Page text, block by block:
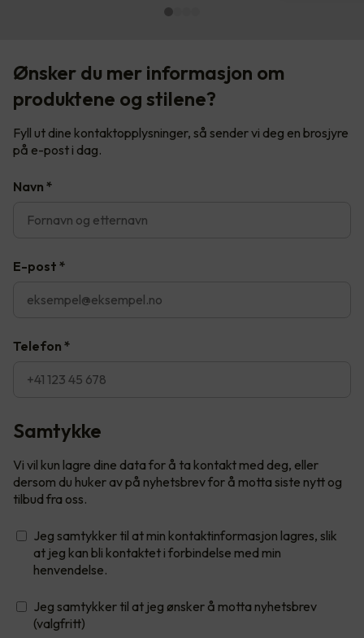
Ønsker du mer informasjon om
produktene og stilene?
Fyll ut dine kontaktopplysninger, så sender vi deg en brosjyre
på e-post i dag.
Navn *
E-post *
Telefon *
Samtykke
Vi vil kun lagre dine data for å ta kontakt med deg, eller
dersom du huker av på nyhetsbrev for å motta siste nytt og
tilbud fra oss.
Jeg samtykker til at min kontaktinformasjon lagres, slik
at jeg kan bli kontaktet i forbindelse med min
henvendelse.
Jeg samtykker til at jeg ønsker å motta nyhetsbrev
(valgfritt)